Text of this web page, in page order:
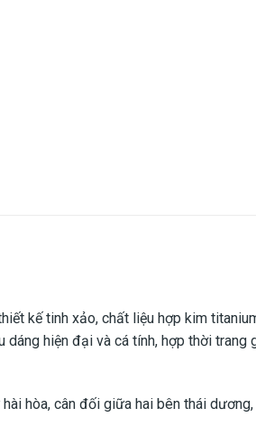
kế tinh xảo, chất liệu hợp kim
hiện đại và cá tính, hợp thời trang
hòa, cân đối giữa hai bên thái